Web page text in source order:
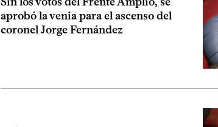
aprobó la venia para el ascenso del
coronel Jorge Fernández